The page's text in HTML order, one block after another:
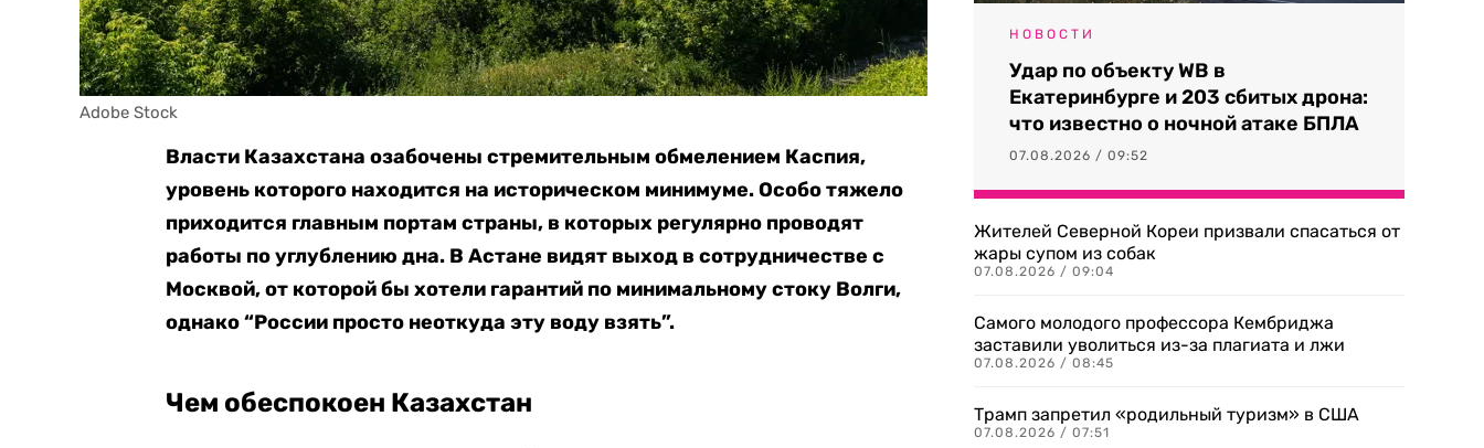
Adobe Stock
Власти Казахстана озабочены стремительным обмелением Каспия,
уровень которого находится на историческом минимуме. Особо тяжело
приходится главным портам страны, в которых регулярно проводят
работы по углублению дна. В Астане видят выход в сотрудничестве с
Москвой, от которой бы хотели гарантий по минимальному стоку Волги,
однако “России просто неоткуда эту воду взять”.
Чем обеспокоен Казахстан
НОВОСТИ
Удар по объекту WB в
Екатеринбурге и 203 сбитых дрона:
что известно о ночной атаке БПЛА
07.08.2026 / 09:52
Жителей Северной Кореи призвали спасаться от
жары супом из собак
07.08.2026 / 09:04
Самого молодого профессора Кембриджа
заставили уволиться из-за плагиата и лжи
07.08.2026 / 08:45
Трамп запретил «родильный туризм» в США
07.08.2026 / 07:51